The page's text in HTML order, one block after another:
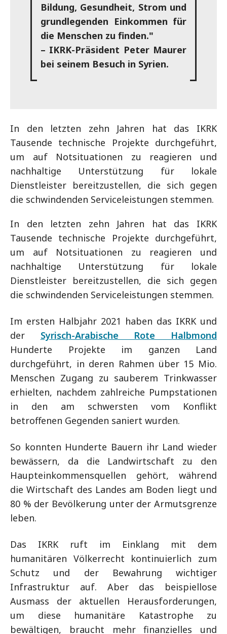
Bildung, Gesundheit, Strom und
grundlegenden Einkommen für
die Menschen zu finden."
– IKRK-Präsident Peter Maurer
bei seinem Besuch in Syrien.
In den letzten zehn Jahren hat das IKRK
Tausende technische Projekte durchgeführt,
um auf Notsituationen zu reagieren und
nachhaltige Unterstützung für lokale
Dienstleister bereitzustellen, die sich gegen
die schwindenden Serviceleistungen stemmen.
In den letzten zehn Jahren hat das IKRK
Tausende technische Projekte durchgeführt,
um auf Notsituationen zu reagieren und
nachhaltige Unterstützung für lokale
Dienstleister bereitzustellen, die sich gegen
die schwindenden Serviceleistungen stemmen.
Im ersten Halbjahr 2021 haben das IKRK und
der Syrisch-Arabische Rote Halbmond
Hunderte Projekte im ganzen Land
durchgeführt, in deren Rahmen über 15 Mio.
Menschen Zugang zu sauberem Trinkwasser
erhielten, nachdem zahlreiche Pumpstationen
in den am schwersten vom Konflikt
betroffenen Gegenden saniert wurden.
So konnten Hunderte Bauern ihr Land wieder
bewässern, da die Landwirtschaft zu den
Haupteinkommensquellen gehört, während
die Wirtschaft des Landes am Boden liegt und
80 % der Bevölkerung unter der Armutsgrenze
leben.
Das IKRK ruft im Einklang mit dem
humanitären Völkerrecht kontinuierlich zum
Schutz und der Bewahrung wichtiger
Infrastruktur auf. Aber das beispiellose
Ausmass der aktuellen Herausforderungen,
um diese humanitäre Katastrophe zu
bewältigen, braucht mehr finanzielles und